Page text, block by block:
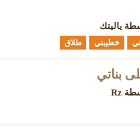
ياليتك
خطيبتي طلاق
بناتي
Rz